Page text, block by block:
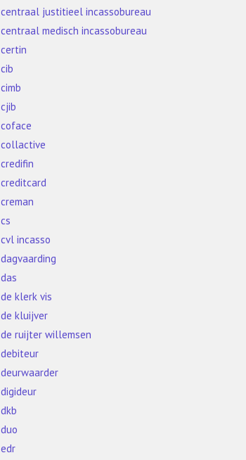
centraal justitieel incassobureau
centraal medisch incassobureau
certin
cib
cimb
cjib
coface
collactive
credifin
creditcard
creman
cs
cvl incasso
dagvaarding
das
de klerk vis
de kluijver
de ruijter willemsen
debiteur
deurwaarder
digideur
dkb
duo
edr